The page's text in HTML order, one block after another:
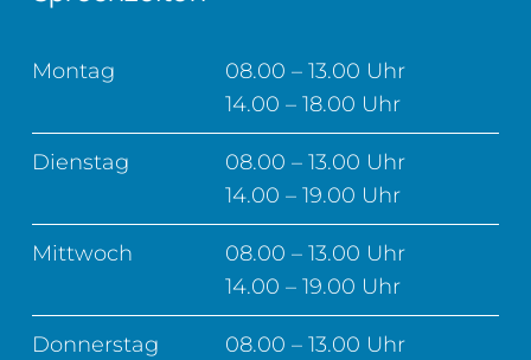
Montag
08.00 – 13.00 Uhr
14.00 – 18.00 Uhr
Dienstag
08.00 – 13.00 Uhr
14.00 – 19.00 Uhr
Mittwoch
08.00 – 13.00 Uhr
14.00 – 19.00 Uhr
Donnerstag
08.00 – 13.00 Uhr